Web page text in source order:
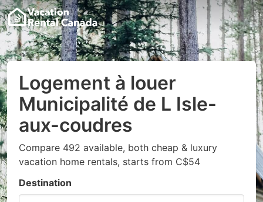
Logement à louer
Municipalité de L Isle-
aux-coudres
Compare 492 available, both cheap & luxury
vacation home rentals, starts from C$54
Destination